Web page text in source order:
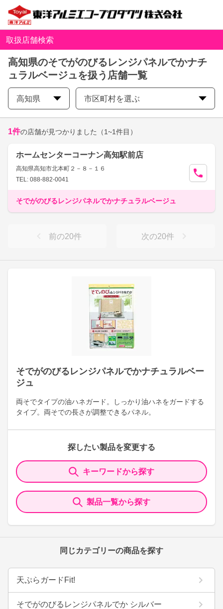
取扱店舗検索
高知県のそでがのびるレンジパネルでかナチ
ュラルベージュを扱う店舗一覧
高知県 市区町村を選ぶ
そでがのびるレンジパネルでかナチュラルベー
ジュ
両そでタイプの油ハネガード。しっかり油ハネをガードする
タイプ。両そでの長さが調整できるパネル。
探したい製品を変更する
キーワードから探す
製品一覧から探す
同じカテゴリーの商品を探す
天ぷらガードFit!
そでがのびるレンジパネルでか シルバー
1件の店舗が見つかりました （1~1件目）
ホームセンターコーナン高知駅前店
高知県高知市北本町２－８－１６
TEL: 088-882-0041
そでがのびるレンジパネルでかナチュラルベージュ
前の20件 次の20件